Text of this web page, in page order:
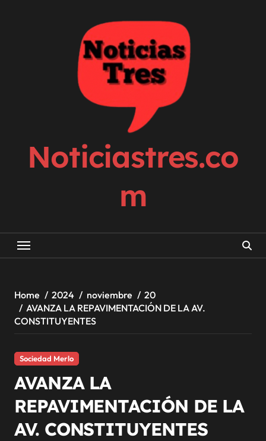
Noticiastres.co
m
Home 2024 noviembre
20
AVANZA LA REPAVIMENTACIÓN DE LA AV.
CONSTITUYENTES
Sociedad Merlo
AVANZA LA
REPAVIMENTACIÓN DE LA
AV. CONSTITUYENTES